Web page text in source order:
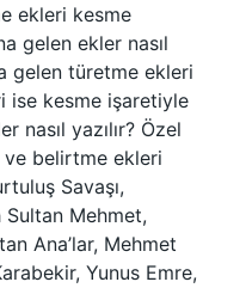
ekleri kesme
gelen ekler nasıl
gelen türetme ekleri
ise kesme işaretiyle
nasıl yazılır? Özel
belirtme ekleri
Savaşı,
Sultan Mehmet,
Ana’lar, Mehmet
Yunus Emre,